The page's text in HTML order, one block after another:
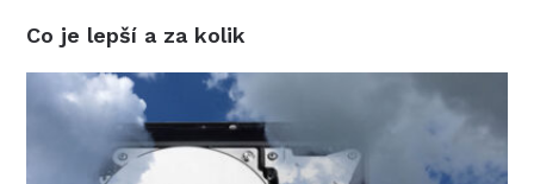
Co je lepší a za kolik